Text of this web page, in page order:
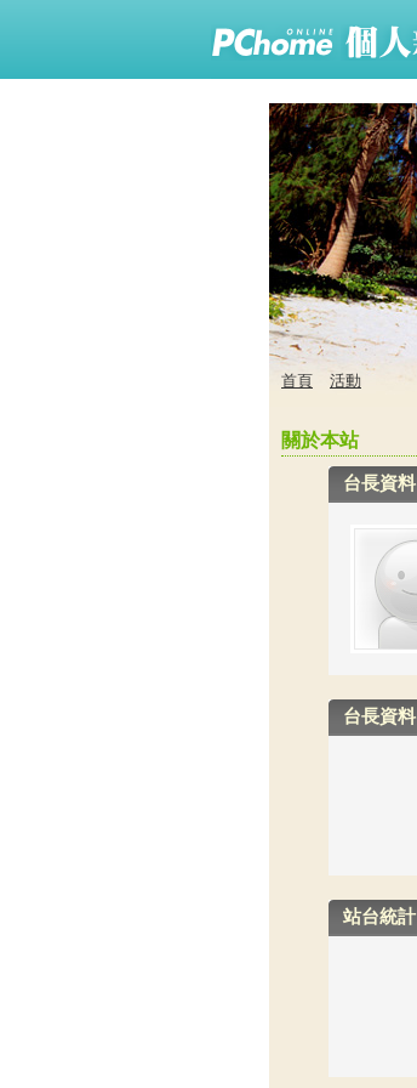
首頁 活動
關於本站
台長資料
台長資料
站台統計